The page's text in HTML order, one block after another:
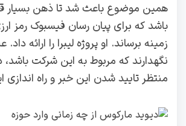
همین موضوع باعث شد تا ذهن بسیار
باشد که برای پیان رسان فیسبوک رمز
زمینه برساند. او پروژه لیبرا را ارائه
منتظر تایید شدن این خبر و راه اندازی